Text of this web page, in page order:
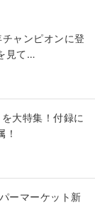
ャンピオンに登
見て…
大特集！付録に
！
ーマーケット新